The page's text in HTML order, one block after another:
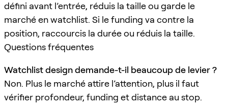
défini avant l’entrée, réduis la taille ou garde le
marché en watchlist. Si le funding va contre la
position, raccourcis la durée ou réduis la taille.
Questions fréquentes
Watchlist design demande-t-il beaucoup de levier ?
Non. Plus le marché attire l’attention, plus il faut
vérifier profondeur, funding et distance au stop.